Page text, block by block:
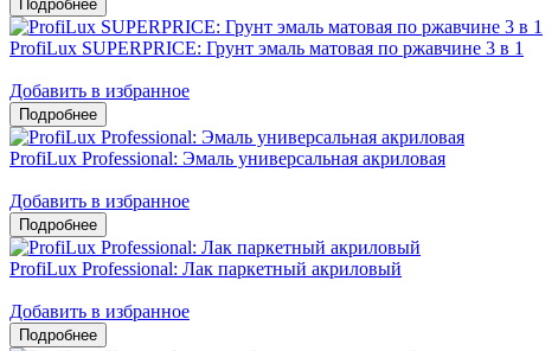
ProfiLux SUPERPRICE: Грунт эмаль матовая по ржавчине 3 в 1
Добавить в избранное
ProfiLux Professional: Эмаль универсальная акриловая
Добавить в избранное
ProfiLux Professional: Лак паркетный акриловый
Добавить в избранное